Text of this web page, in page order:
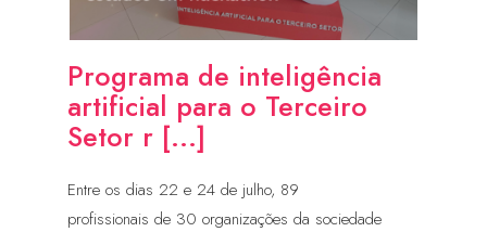
Programa de inteligência
artificial para o Terceiro
Setor r [...]
Entre os dias 22 e 24 de julho, 89
profissionais de 30 organizações da sociedade